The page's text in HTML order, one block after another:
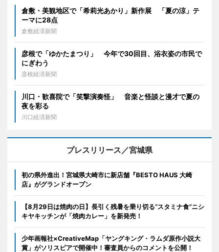
倉敷・美観地区で「希莉光あかり」新作展 「夏の涼」テ
ーマに28点
倉敷経済新聞
彦根で「ゆかたまつり」 今年で30回目、浴衣姿の市民で
にぎわう
彦根経済新聞
川口・歓喜院で「笑撃演奏怪」 音楽と怪談と漫才で夏の
夜を彩る
川口経済新聞
プレスリリース／宮城県
初の県外進出！宮城県大崎市に新店舗『BESTO HAUS 大崎
店』がグランドオープン
【8月29日は焼肉の日】長引く残暑を乗り切る“スタミナ食”ニシ
キヤキッチンが「焼肉カレー」を新発売！
少年画報社×CreativeMap「ヤングキング・ラムダ原作小説大
賞」がソリスピアで開催中！審査員からのコメントを公開！